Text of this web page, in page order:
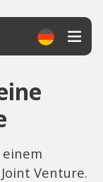
Venture.